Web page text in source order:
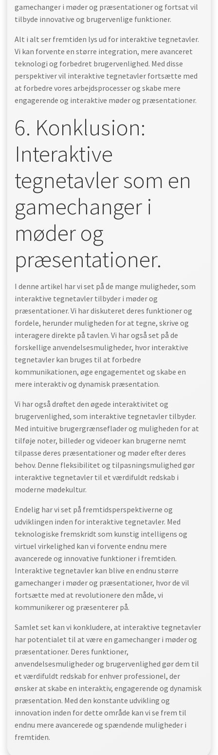
gamechanger i møder og præsentationer og fortsat vil
tilbyde innovative og brugervenlige funktioner.
Alt i alt ser fremtiden lys ud for interaktive tegnetavler.
Vi kan forvente en større integration, mere avanceret
teknologi og forbedret brugervenlighed. Med disse
perspektiver vil interaktive tegnetavler fortsætte med
at forbedre vores arbejdsprocesser og skabe mere
engagerende og interaktive møder og præsentationer.
6. Konklusion:
Interaktive
tegnetavler som en
gamechanger i
møder og
præsentationer.
I denne artikel har vi set på de mange muligheder, som
interaktive tegnetavler tilbyder i møder og
præsentationer. Vi har diskuteret deres funktioner og
fordele, herunder muligheden for at tegne, skrive og
interagere direkte på tavlen. Vi har også set på de
forskellige anvendelsesmuligheder, hvor interaktive
tegnetavler kan bruges til at forbedre
kommunikationen, øge engagementet og skabe en
mere interaktiv og dynamisk præsentation.
Vi har også drøftet den øgede interaktivitet og
brugervenlighed, som interaktive tegnetavler tilbyder.
Med intuitive brugergrænseflader og muligheden for at
tilføje noter, billeder og videoer kan brugerne nemt
tilpasse deres præsentationer og møder efter deres
behov. Denne fleksibilitet og tilpasningsmulighed gør
interaktive tegnetavler til et værdifuldt redskab i
moderne mødekultur.
Endelig har vi set på fremtidsperspektiverne og
udviklingen inden for interaktive tegnetavler. Med
teknologiske fremskridt som kunstig intelligens og
virtuel virkelighed kan vi forvente endnu mere
avancerede og innovative funktioner i fremtiden.
Interaktive tegnetavler kan blive en endnu større
gamechanger i møder og præsentationer, hvor de vil
fortsætte med at revolutionere den måde, vi
kommunikerer og præsenterer på.
Samlet set kan vi konkludere, at interaktive tegnetavler
har potentialet til at være en gamechanger i møder og
præsentationer. Deres funktioner,
anvendelsesmuligheder og brugervenlighed gør dem til
et værdifuldt redskab for enhver professionel, der
ønsker at skabe en interaktiv, engagerende og dynamisk
præsentation. Med den konstante udvikling og
innovation inden for dette område kan vi se frem til
endnu mere avancerede og spændende muligheder i
fremtiden.